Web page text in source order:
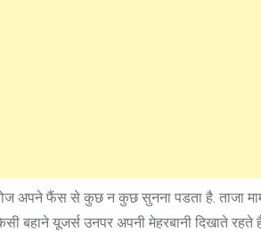
अपने फैंस से कुछ न कुछ सुनना पडता है. ताजा
यूजर्स उनपर अपनी मेहरबानी दिखाते रहते